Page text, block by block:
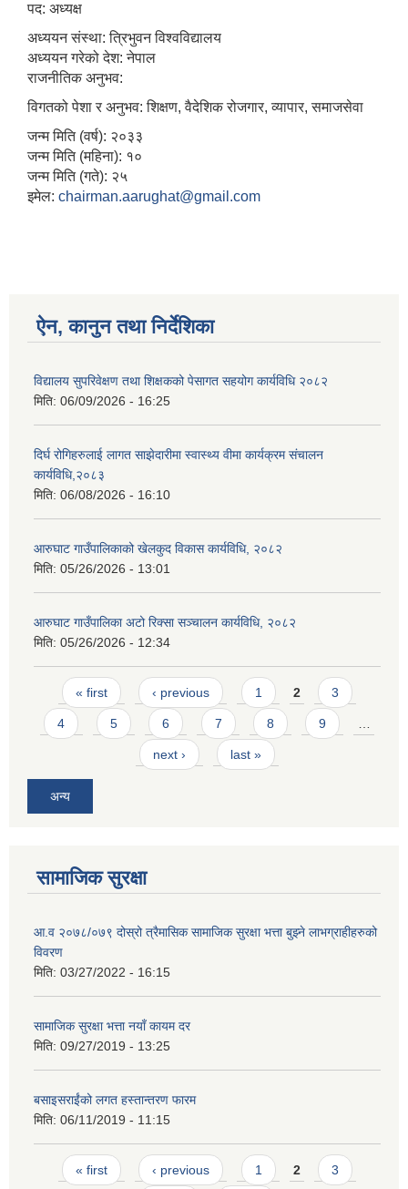
पद: अध्यक्ष
अध्ययन संस्था: त्रिभुवन विश्वविद्यालय
अध्ययन गरेको देश: नेपाल
राजनीतिक अनुभव:
विगतको पेशा र अनुभव: शिक्षण, वैदेशिक रोजगार, व्यापार, समाजसेवा
जन्म मिति (वर्ष): २०३३
जन्म मिति (महिना): १०
जन्म मिति (गते): २५
इमेल: chairman.aarughat@gmail.com
ऐन, कानुन तथा निर्देशिका
विद्यालय सुपरिवेक्षण तथा शिक्षकको पेसागत सहयोग कार्यविधि २०८२
मिति: 06/09/2026 - 16:25
दिर्घ रोगिहरुलाई लागत साझेदारीमा स्वास्थ्य वीमा कार्यक्रम संचालन
कार्यविधि,२०८३
मिति: 06/08/2026 - 16:10
आरुघाट गाउँपालिकाको खेलकुद विकास कार्यविधि, २०८२
मिति: 05/26/2026 - 13:01
आरुघाट गाउँपालिका अटो रिक्सा सञ्चालन कार्यविधि, २०८२
मिति: 05/26/2026 - 12:34
Pages
« first ‹ previous 1 2 3
4 5 6 7 8 9
next › last »
अन्य
सामाजिक सुरक्षा
आ.व २०७८/०७९ दोस्रो त्रैमासिक सामाजिक सुरक्षा भत्ता बुझ्ने लाभग्राहीहरुको
विवरण
मिति: 03/27/2022 - 16:15
सामाजिक सुरक्षा भत्ता नयाँ कायम दर
मिति: 09/27/2019 - 13:25
बसाइसराईंको लगत हस्तान्तरण फारम
मिति: 06/11/2019 - 11:15
Pages
« first ‹ previous 1 2 3